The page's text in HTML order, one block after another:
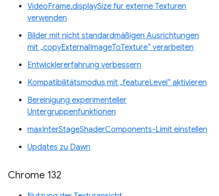
VideoFrame.displaySize für externe Texturen
verwenden
Bilder mit nicht standardmäßigen Ausrichtungen
mit „copyExternalImageToTexture“ verarbeiten
Entwicklererfahrung verbessern
Kompatibilitätsmodus mit „featureLevel“ aktivieren
Bereinigung experimenteller
Untergruppenfunktionen
maxInterStageShaderComponents-Limit einstellen
Updates zu Dawn
Chrome 132